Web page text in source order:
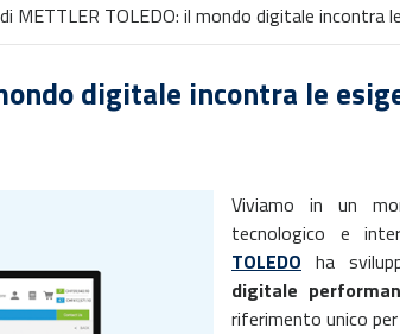
METTLER TOLEDO: il mondo digitale incontra
digitale incontra le
Viviamo in un
tecnologico e
TOLEDO ha
digitale
riferimento unico